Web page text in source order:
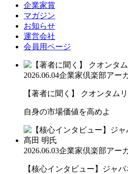
企業家賞
マガジン
お知らせ
運営会社
会員用ページ
2026.06.04企業家倶楽部アー
【著者に聞く】 クオンタ
自身の市場価値を高めよ
2026.06.03企業家倶楽部アー
【核心インタビュー】ジャ